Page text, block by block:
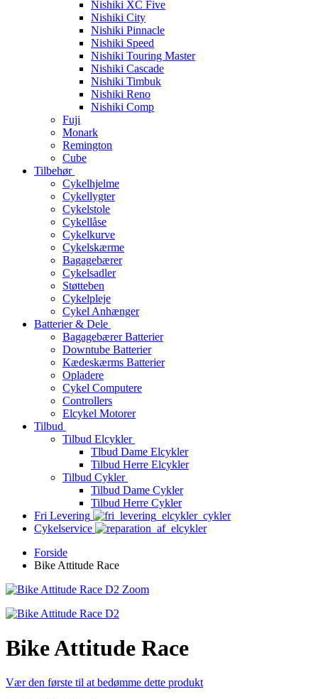
Nishiki XC Five
Nishiki City
Nishiki Pinnacle
Nishiki Speed
Nishiki Touring Master
Nishiki Cascade
Nishiki Timbuk
Nishiki Reno
Nishiki Comp
Fuji
Monark
Remington
Cube
Tilbehør
Cykelhjelme
Cykellygter
Cykelstole
Cykellåse
Cykelkurve
Cykelskærme
Bagagebærer
Cykelsadler
Støtteben
Cykelpleje
Cykel Anhænger
Batterier & Dele
Bagagebærer Batterier
Downtube Batterier
Kædeskærms Batterier
Opladere
Cykel Computere
Controllers
Elcykel Motorer
Tilbud
Tilbud Elcykler
Tlbud Dame Elcykler
Tilbud Herre Elcykler
Tilbud Cykler
Tilbud Dame Cykler
Tilbud Herre Cykler
Fri Levering
Cykelservice
Forside
Bike Attitude Race
Zoom
Bike Attitude Race
Vær den første til at bedømme dette produkt